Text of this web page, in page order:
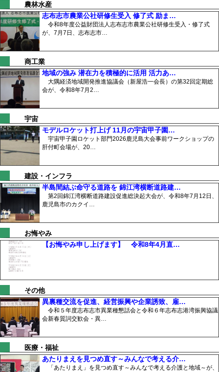
農林水産
志布志市農業公社研修生受入 修了式 励ま…
令和8年度公益財団法人志布志市農業公社研修生受入・修了式
が、7月7日、志布志市…
商工業
地域の強み 潜在力を積極的に活用 活力あ…
大隅経済地域開発推進協議会（新屋浩一会長）の第32回定期総
会が、令和8年7月2…
宇宙
モデルロケット打上げ 11月の宇宙甲子園…
宇宙甲子園ロケット部門2026鹿児島大会事前ワークショップの
肝付町会場が、20…
建設・インフラ
半島間結ぶ命守る道路を 錦江湾横断道路建…
第2回錦江湾横断道路建設促進総決起大会が、令和8年7月12日、
鹿児島市のカクイ…
お悔やみ
【お悔やみ申し上げます】 令和8年4月直…
その他
異裏種交流を促進、経営振興や企業誘致、雇…
令和５年度志布志市異業種懇話会と令和６年志布志港湾振興協議
会新春質詞交歓会・異…
医療・福祉
あたりまえを見つめ直す～みんなで考える介…
「あたりまえ」を見つめ直す～みんなで考える介護と地域～が、